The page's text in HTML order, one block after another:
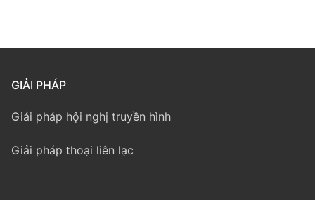
GIẢI PHÁP
Giải pháp hội nghị truyền hình
Giải pháp thoại liên lạc